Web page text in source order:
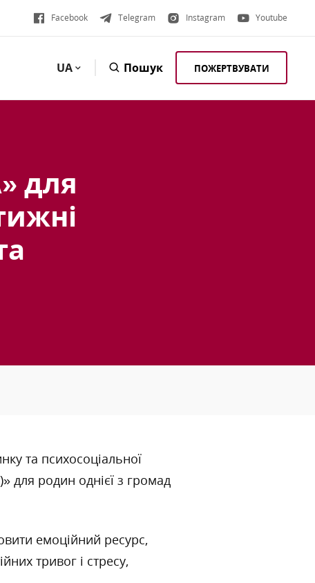
Facebook Telegram Instagram Youtube
UA Пошук ПОЖЕРТВУВАТИ
для
та психосоціальної
для родин однієї з громад
емоційний ресурс,
тривог і стресу,